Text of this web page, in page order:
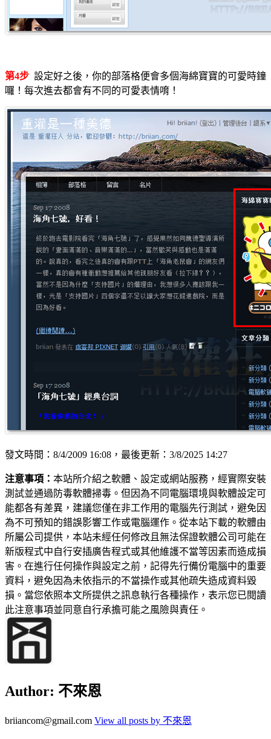
第4步 設定好之後，你的部落格便會多個海綿寶寶的可愛時鐘
囉！每次進去都會有不同的可愛表情唷！
發文時間：8/4/2009 16:08，最後更新：3/8/2025 14:27
注意事項： 本站所介紹之軟體、設定或網站服務，經實際安裝
測試並通過防毒軟體掃毒。但因為不同電腦環境與軟體設定可
能都各有差異，建議您僅在非工作用的電腦先行測試，避免因
為不可預知的錯誤影響工作或電腦運作。從本站下載的軟體由
所屬公司提供，本站未經任何修改且無法保證軟體公司可能在
新版程式中自行安插廣告程式或其他維護不當等因素而造成損
害。在進行任何操作與設定之前，記得先行備份電腦中的重要
資料，避免因為未依指示的不當操作或其他疏失造成資料毀
損。當您依照本文所提供之訊息執行各種操作，表示您已閱讀
此注意事項並同意自行承擔可能之風險與責任。
Author: 不來恩
briiancom@gmail.com View all posts by 不來恩